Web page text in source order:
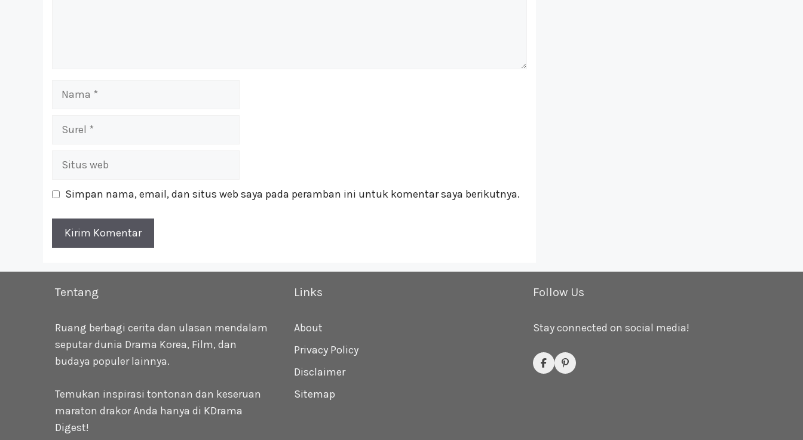
Nama
Surel
Situs
Simpan nama, email, dan situs web saya pada peramban ini untuk komentar saya berikutnya.
Tentang
Ruang berbagi cerita dan ulasan mendalam
seputar dunia Drama Korea, Film, dan
budaya populer lainnya.
Temukan inspirasi tontonan dan keseruan
maraton drakor Anda hanya di KDrama
Digest!
Links
About
Privacy Policy
Disclaimer
Sitemap
Follow Us
Stay connected on social media!